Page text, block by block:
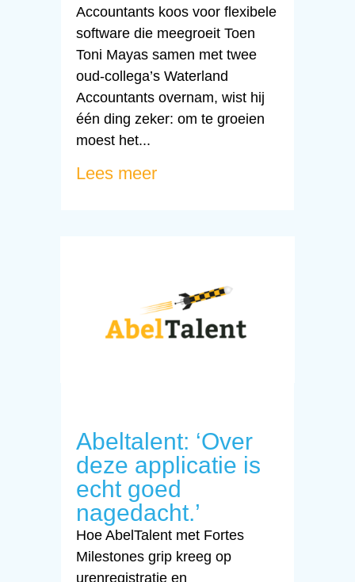
Accountants koos voor flexibele
software die meegroeit Toen
Toni Mayas samen met twee
oud-collega’s Waterland
Accountants overnam, wist hij
één ding zeker: om te groeien
moest het...
Lees meer
Abeltalent: ‘Over
deze applicatie is
echt goed
nagedacht.’
Hoe AbelTalent met Fortes
Milestones grip kreeg op
urenregistratie en